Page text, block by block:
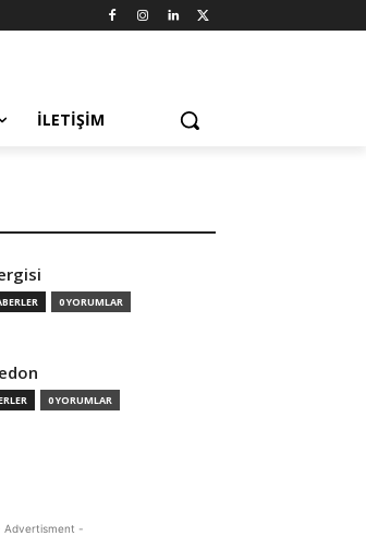
İLETIŞIM
0 YORUMLAR
0 YORUMLAR
Advertisment -